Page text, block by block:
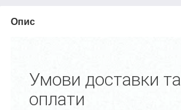
Опис
Умови доставки та
оплати